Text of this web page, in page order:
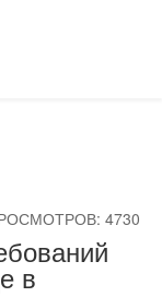
4730
в